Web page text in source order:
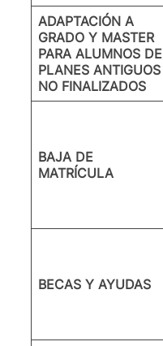
ADAPTACIÓN A
GRADO Y MASTER
PARA ALUMNOS DE
PLANES ANTIGUOS
NO FINALIZADOS
BAJA DE
MATRÍCULA
BECAS Y AYUDAS